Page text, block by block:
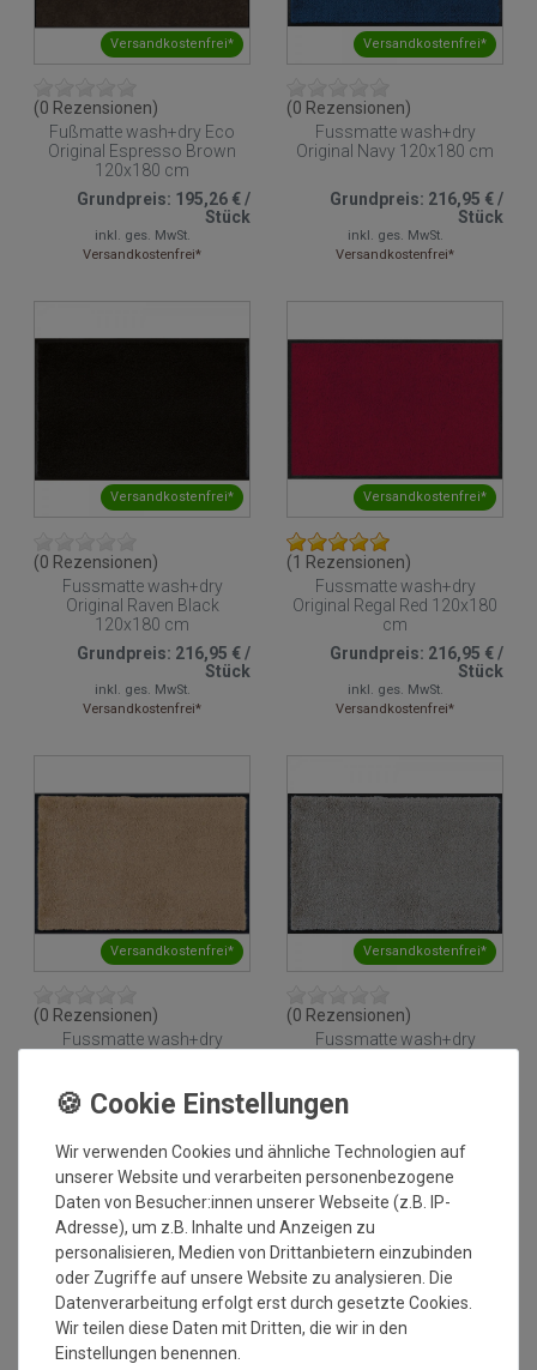
Versandkostenfrei*
(0 Rezensionen)
Fußmatte wash+dry Eco
Original Espresso Brown
120x180 cm
Grundpreis: 195,26 €/
Stück
inkl. ges. MwSt.
Versandkostenfrei*
Versandkostenfrei*
(0 Rezensionen)
Fussmatte wash+dry
Original Navy 120x180 cm
Grundpreis: 216,95 €/
Stück
inkl. ges. MwSt.
Versandkostenfrei*
Versandkostenfrei*
(0 Rezensionen)
Fussmatte wash+dry
Original Raven Black
120x180 cm
Grundpreis: 216,95 €/
Stück
inkl. ges. MwSt.
Versandkostenfrei*
Versandkostenfrei*
(1 Rezensionen)
Fussmatte wash+dry
Original Regal Red 120x180
cm
Grundpreis: 216,95 €/
Stück
inkl. ges. MwSt.
Versandkostenfrei*
Versandkostenfrei*
(0 Rezensionen)
Fussmatte wash+dry
Grundpreis: 216,95 €/
inkl. ges. MwSt.
Versandkostenfrei*
Versandkostenfrei*
(0 Rezensionen)
Fussmatte wash+dry
Grundpreis:
inkl. ges. MwSt.
Versandkostenfrei*
NEU
Wir verwenden Cookies und ähnliche Technologien auf
unserer Website und verarbeiten personenbezogene
Daten von Besucher:innen unserer Webseite (z.B. IP-
Adresse), um z.B. Inhalte und Anzeigen zu
personalisieren, Medien von Drittanbietern einzubinden
oder Zugriffe auf unsere Website zu analysieren. Die
Datenverarbeitung erfolgt erst durch gesetzte Cookies.
Wir teilen diese Daten mit Dritten, die wir in den
Einstellungen benennen.